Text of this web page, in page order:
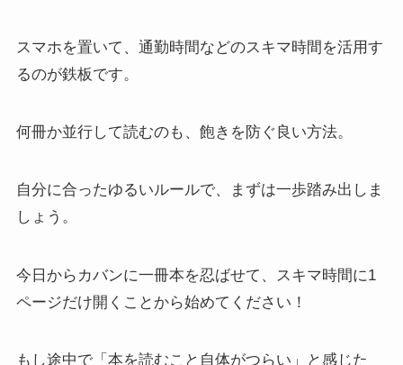
スマホを置いて、通勤時間などのスキマ時間を活用す
るのが鉄板です。
何冊か並行して読むのも、飽きを防ぐ良い方法。
自分に合ったゆるいルールで、まずは一歩踏み出しま
しょう。
今日からカバンに一冊本を忍ばせて、スキマ時間に1
ページだけ開くことから始めてください！
もし途中で「本を読むこと自体がつらい」と感じた